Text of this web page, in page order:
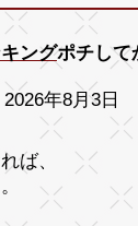
ングポチして
年8月3日
ば、